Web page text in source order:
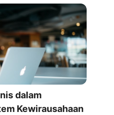
dalam
Kewirausahaan